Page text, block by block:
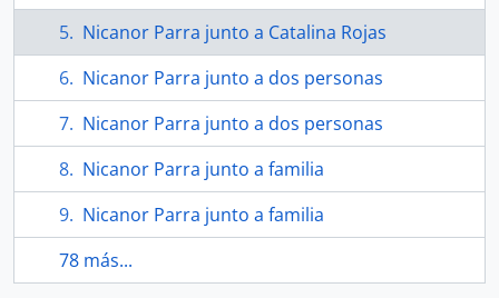
Nicanor Parra junto a Catalina Rojas
Nicanor Parra junto a dos personas
Nicanor Parra junto a dos personas
Nicanor Parra junto a familia
Nicanor Parra junto a familia
78 más...